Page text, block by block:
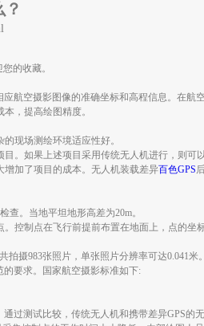
的收藏。
航空摄影图像的准确坐标和高程信息。在航
，提高绘图精度。
现场测绘环境适应性好。
。如果上述项目采用传统无人机进行，则可
加了项目的成本。无人机装载差异百色GPS
。当地平坦地形高差为20m。
控制点在飞行前提前布置在地面上，点的坐
摄983张照片，单张照片分辨率可达0.041米。
的要求。国家航空摄影标准如下:
过测试比较，传统无人机和携带差异GPS的